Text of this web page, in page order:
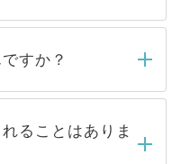
、弊社担当者がご
後メールもしくは
内にはご連絡をせて
らくお待ちくださ
すか？
扱っている求人の
トからご覧いただ
す。非公開求人は
ることはありま